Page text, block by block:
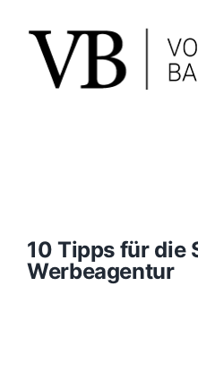
content
10 Tipps für die
Werbeagentur